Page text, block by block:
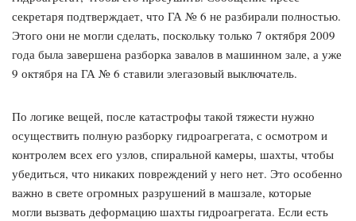
секретаря подтверждает, что ГА № 6 не разбирали полностью.
Этого они не могли сделать, поскольку только 7 октября 2009
года была завершена разборка завалов в машинном зале, а уже
9 октября на ГА № 6 ставили элегазовый выключатель.
По логике вещей, после катастрофы такой тяжести нужно
осуществить полную разборку гидроагрегата, с осмотром и
контролем всех его узлов, спиральной камеры, шахты, чтобы
убедиться, что никаких повреждений у него нет. Это особенно
важно в свете огромных разрушений в машзале, которые
могли вызвать деформацию шахты гидроагрегата. Если есть